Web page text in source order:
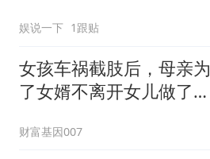
娱说一下 1跟贴
女孩车祸截肢后，母亲为
了女婿不离开女儿做了多
财富基因007